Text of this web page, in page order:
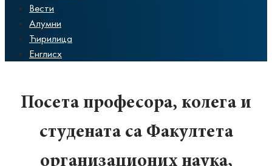
Вести
Алумни
Ћирилица
Енглисх
Посета професора, колега и
студената са Факултета
организационих наука,